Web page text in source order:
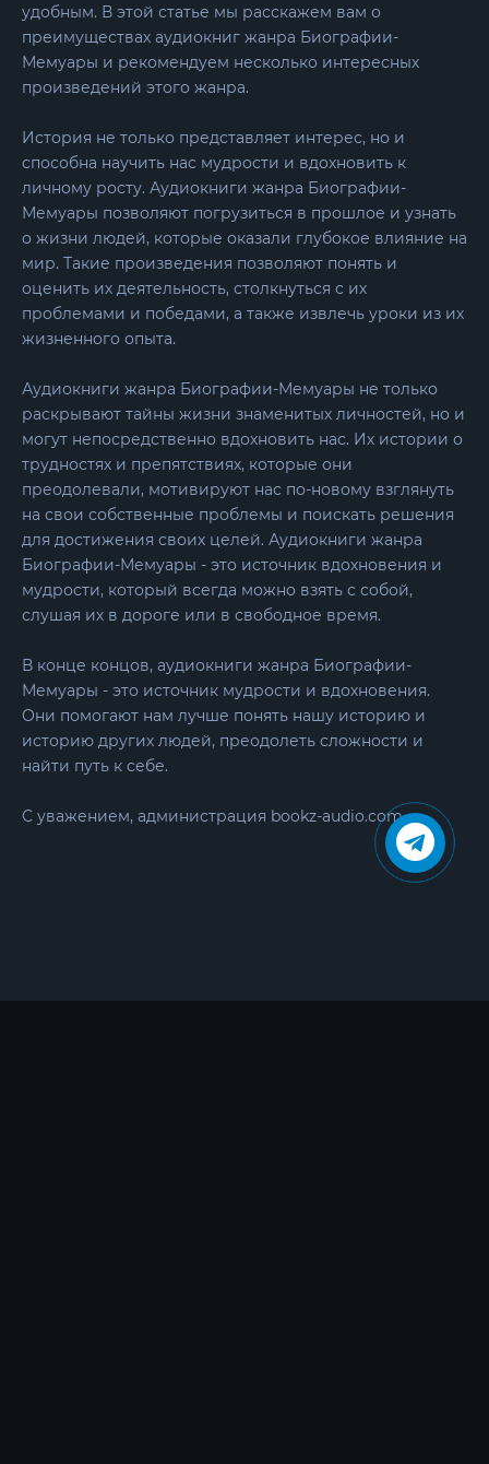
удобным. В этой статье мы расскажем вам о
преимуществах аудиокниг жанра Биографии-
Мемуары и рекомендуем несколько интересных
произведений этого жанра.
История не только представляет интерес, но и
способна научить нас мудрости и вдохновить к
личному росту. Аудиокниги жанра Биографии-
Мемуары позволяют погрузиться в прошлое и узнать
о жизни людей, которые оказали глубокое влияние на
мир. Такие произведения позволяют понять и
оценить их деятельность, столкнуться с их
проблемами и победами, а также извлечь уроки из их
жизненного опыта.
Аудиокниги жанра Биографии-Мемуары не только
раскрывают тайны жизни знаменитых личностей, но и
могут непосредственно вдохновить нас. Их истории о
трудностях и препятствиях, которые они
преодолевали, мотивируют нас по-новому взглянуть
на свои собственные проблемы и поискать решения
для достижения своих целей. Аудиокниги жанра
Биографии-Мемуары - это источник вдохновения и
мудрости, который всегда можно взять с собой,
слушая их в дороге или в свободное время.
В конце концов, аудиокниги жанра Биографии-
Мемуары - это источник мудрости и вдохновения.
Они помогают нам лучше понять нашу историю и
историю других людей, преодолеть сложности и
найти путь к себе.
С уважением, администрация bookz-audio.com.